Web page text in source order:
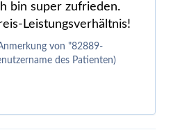
bin super zufrieden.
Leistungsverhältnis!
von "82889-
des Patienten)